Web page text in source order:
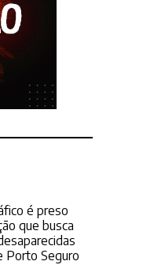
é preso
que busca
Porto Seguro